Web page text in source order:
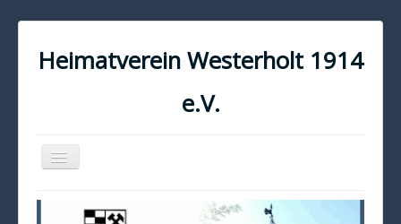
Heimatverein Westerholt 1914
e.V.
Navigation
an/aus